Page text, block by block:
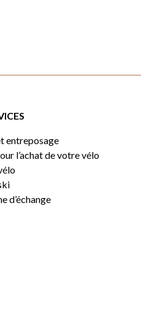
entreposage
l’achat de votre vélo
d’échange